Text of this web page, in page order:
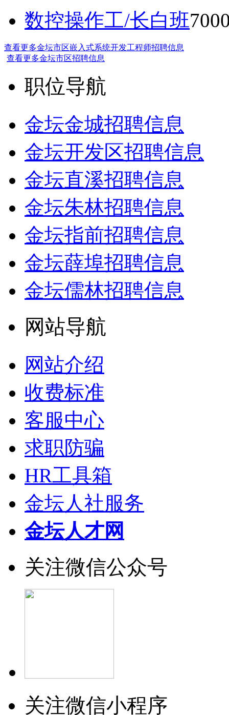
数控操作工/长白班
查看更多金坛市区嵌入式系统开发工程师招聘信息
查看更多金坛市区招聘信息
职位导航
金坛金城招聘信息
金坛开发区招聘信息
金坛直溪招聘信息
金坛朱林招聘信息
金坛指前招聘信息
金坛薛埠招聘信息
金坛儒林招聘信息
网站导航
网站介绍
收费标准
客服中心
求职防骗
HR工具箱
金坛人社服务
金坛人才网
关注微信公众号
关注微信小程序